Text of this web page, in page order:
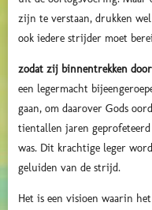
zijn te verstaan, drukken
ook iedere strijder moet
zodat zij binnentrekken
een legermacht
gaan, om daarover Gods
tientallen jaren
was. Dit krachtige leger
geluiden van de strijd.
Het is een visioen waarin